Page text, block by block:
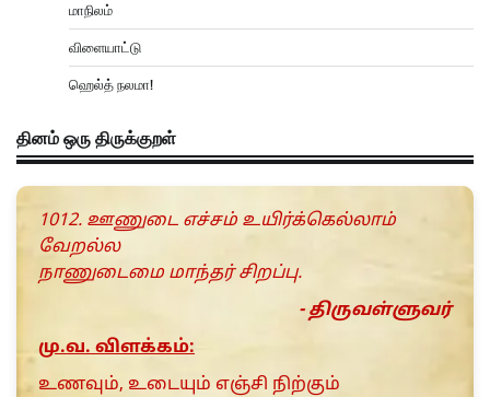
மாநிலம்
விளையாட்டு
ஹெல்த் நலமா!
தினம் ஒரு திருக்குறள்
1012. ஊணுடை எச்சம் உயிர்க்கெல்லாம்
வேறல்ல
நாணுடைமை மாந்தர் சிறப்பு.
- திருவள்ளுவர்
மு.வ. விளக்கம்:
உணவும், உடையும் எஞ்சி நிற்கும்